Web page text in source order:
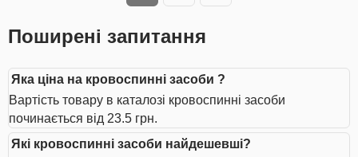
Поширені запитання
Яка ціна на кровоспинні засоби ?
Вартість товару в каталозі кровоспинні засоби
починається від 23.5 грн.
Які кровоспинні засоби найдешевші?